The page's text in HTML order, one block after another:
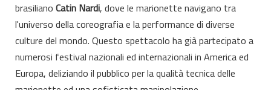
brasiliano Catin Nardi, dove le marionette navigano tra
l'universo della coreografia e la performance di diverse
culture del mondo. Questo spettacolo ha già partecipato a
numerosi festival nazionali ed internazionali in America ed
Europa, deliziando il pubblico per la qualità tecnica delle